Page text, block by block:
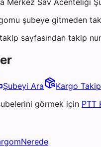
Merkez Sav Acenteliği
şubeye gitmeden
sayfasından takip
Şubeyi Ara
Kargo Takip
görmek için PTT